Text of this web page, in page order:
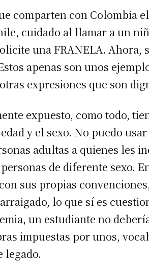
comparten con Colombia
cuidado al llamar a un
una FRANELA. Ahora,
apenas son unos
expresiones que son
expuesto, como todo,
y el sexo. No puedo
adultas a quienes les
de diferente sexo.
sus propias
lo que sí es
un estudiante no
impuestas por unos,
legado.